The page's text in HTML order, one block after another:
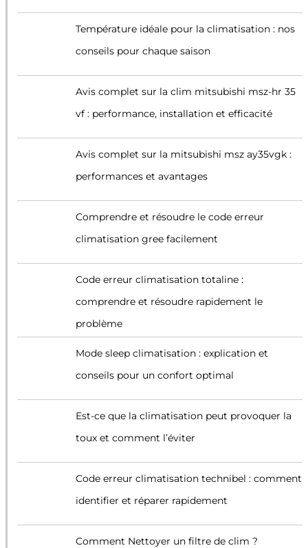
Température idéale pour la climatisation : nos
conseils pour chaque saison
Avis complet sur la clim mitsubishi msz-hr 35
vf : performance, installation et efficacité
Avis complet sur la mitsubishi msz ay35vgk :
performances et avantages
Comprendre et résoudre le code erreur
climatisation gree facilement
Code erreur climatisation totaline :
comprendre et résoudre rapidement le
problème
Mode sleep climatisation : explication et
conseils pour un confort optimal
Est-ce que la climatisation peut provoquer la
toux et comment l’éviter
Code erreur climatisation technibel : comment
identifier et réparer rapidement
Comment Nettoyer un filtre de clim ?